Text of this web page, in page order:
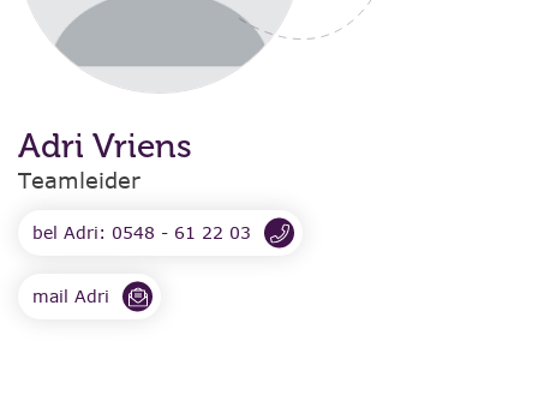
Adri Vriens
Teamleider
bel Adri: 0548 - 61 22 03
mail Adri